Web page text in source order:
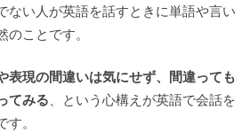
ない人が英語を話すときに単語や言い
ことです。
表現の間違いは気にせず、間違っても
てみる、という心構えが英語で会話を
。